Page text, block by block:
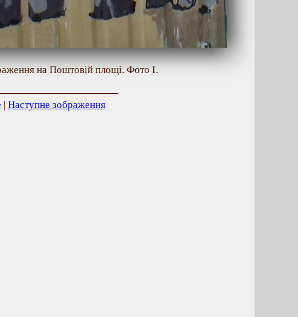
на Поштовій площі. Фото І.
| Наступне зображення